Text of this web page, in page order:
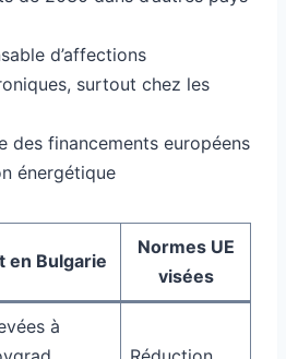
d’affections
surtout chez les
des financements européens
énergétique
en Bulgarie
Normes UE
visées
à